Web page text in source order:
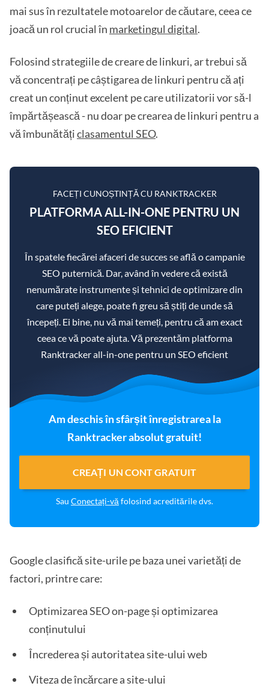
mai sus în rezultatele motoarelor de căutare, ceea ce
joacă un rol crucial în marketingul digital.
Folosind strategiile de creare de linkuri, ar trebui să
vă concentrați pe câștigarea de linkuri pentru că ați
creat un conținut excelent pe care utilizatorii vor să-l
împărtășească - nu doar pe crearea de linkuri pentru a
vă îmbunătățiclasamentul SEO.
FACEȚI CUNOȘTINȚĂ CU RANKTRACKER
PLATFORMA ALL-IN-ONE PENTRU UN
SEO EFICIENT
În spatele fiecărei afaceri de succes se află o campanie
SEO puternică. Dar, având în vedere că există
nenumărate instrumente și tehnici de optimizare din
care puteți alege, poate fi greu să știți de unde să
începeți. Ei bine, nu vă mai temeți, pentru că am exact
ceea ce vă poate ajuta. Vă prezentăm platforma
Ranktracker all-in-one pentru un SEO eficient
Am deschis în sfârșit înregistrarea la
Ranktracker absolut gratuit!
CREAȚI UN CONT GRATUIT
Sau Conectați-vă folosind acreditările dvs.
Google clasifică site-urile pe baza unei varietăți de
factori, printre care:
Optimizarea SEO on-page și optimizarea
conținutului
Încrederea și autoritatea site-ului web
Viteza de încărcare a site-ului